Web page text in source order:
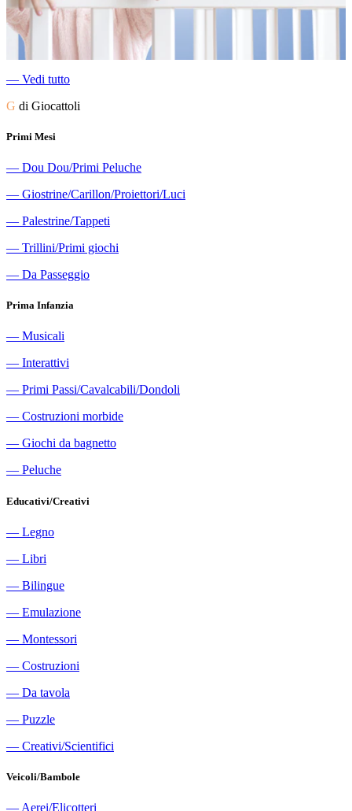
― Vedi tutto
G di Giocattoli
Primi Mesi
― Dou Dou/Primi Peluche
― Giostrine/Carillon/Proiettori/Luci
― Palestrine/Tappeti
― Trillini/Primi giochi
― Da Passeggio
Prima Infanzia
― Musicali
― Interattivi
― Primi Passi/Cavalcabili/Dondoli
― Costruzioni morbide
― Giochi da bagnetto
― Peluche
Educativi/Creativi
― Legno
― Libri
― Bilingue
― Emulazione
― Montessori
― Costruzioni
― Da tavola
― Puzzle
― Creativi/Scientifici
Veicoli/Bambole
― Aerei/Elicotteri